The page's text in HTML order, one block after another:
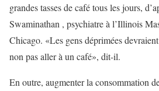
grandes tasses de café tous les jours,
Swaminathan , psychiatre à l’Illinois
Chicago. «Les gens déprimées
non pas aller à un café», dit-il.
En outre, augmenter la consommation